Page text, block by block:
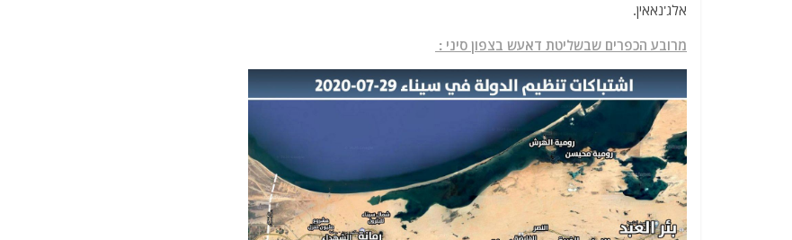
אלג'נאאין.
מרובע הכפרים שבשליטת דאעש בצפון סיני :